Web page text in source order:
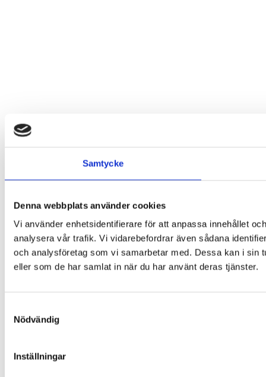
Samtycke
Denna webbplats använder cookies
Vi använder enhetsidentifierare för att anpassa innehållet
analysera vår trafik. Vi vidarebefordrar även sådana
och analysföretag som vi samarbetar med. Dessa kan i sin
eller som de har samlat in när du har använt deras tjänster.
Nödvändig
Inställningar